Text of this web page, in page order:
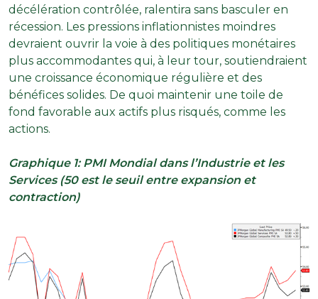
décélération contrôlée, ralentira sans basculer en
récession. Les pressions inflationnistes moindres
devraient ouvrir la voie à des politiques monétaires
plus accommodantes qui, à leur tour, soutiendraient
une croissance économique régulière et des
bénéfices solides. De quoi maintenir une toile de
fond favorable aux actifs plus risqués, comme les
actions.
Graphique 1: PMI Mondial dans l’Industrie et les
Services (50 est le seuil entre expansion et
contraction)